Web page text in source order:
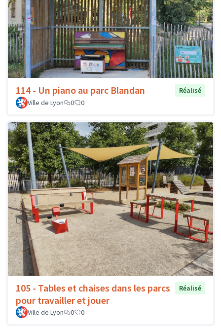
114 - Un piano au parc Blandan
Réalisé
Ville de Lyon
0 0
105 - Tables et chaises dans les parcs
pour travailler et jouer
Réalisé
Ville de Lyon 0 0